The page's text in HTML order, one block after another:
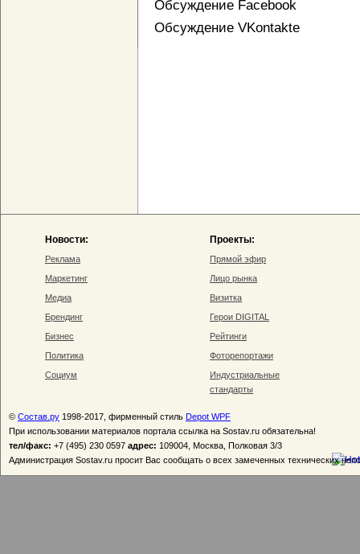
Обсуждение Facebook
Обсуждение VKontakte
Новости:
Реклама
Маркетинг
Медиа
Брендинг
Бизнес
Политика
Социум
Проекты:
Прямой эфир
Лицо рынка
Визитка
Герои DIGITAL
Рейтинги
Фоторепортажи
Индустриальные
стандарты
© Состав.ру 1998-2017, фирменный стиль Depot WPF
При использовании материалов портала ссылка на Sostav.ru обязательна!
тел/факс: +7 (495) 230 0597 адрес: 109004, Москва, Полковая 3/3
Администрация Sostav.ru просит Вас сообщать о всех замеченных технических